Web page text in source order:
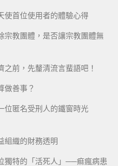
使首位使用者的體驗心得
宗教團體，是否讓宗教團體無
前，先釐清流言蜚語吧！
做善事？
位匿名受刑人的鐵窗時光
組織的財務透明
獨特的「活死人」──痲瘋病患